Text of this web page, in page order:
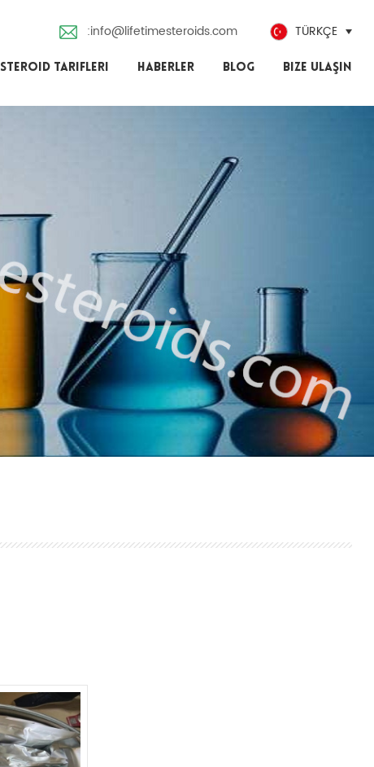
:info@lifetimesteroids.com TÜRKÇE
STEROID TARIFLERI HABERLER BLOG BIZE ULAŞIN